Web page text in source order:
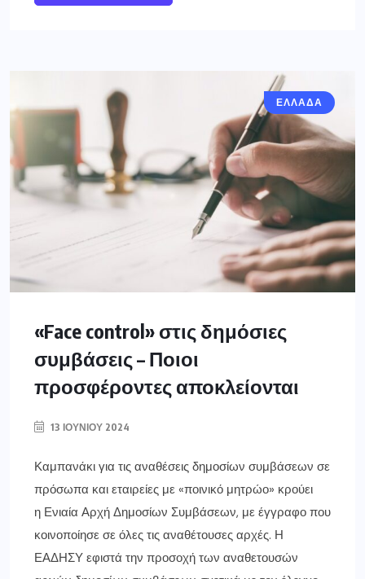
ΕΛΛΑΔΑ
«Face control» στις δημόσιες
συμβάσεις – Ποιοι
προσφέροντες αποκλείονται
13 ΙΟΥΝΊΟΥ 2024
Καμπανάκι για τις αναθέσεις δημοσίων συμβάσεων σε
πρόσωπα και εταιρείες με «ποινικό μητρώο» κρούει
η Ενιαία Αρχή Δημοσίων Συμβάσεων, με έγγραφο που
κοινοποίησε σε όλες τις αναθέτουσες αρχές. Η
ΕΑΔΗΣΥ εφιστά την προσοχή των αναθετουσών